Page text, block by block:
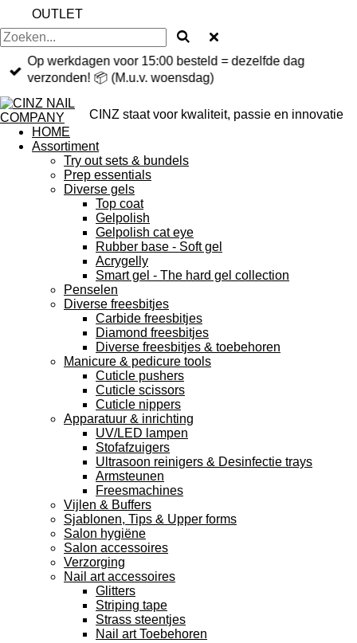
OUTLET
Op werkdagen voor 15:00 besteld = dezelfde dag
verzonden! 📦 (M.u.v. woensdag)
CINZ staat voor kwaliteit, passie en innovatie
HOME
Assortiment
Try out sets & bundels
Prep essentials
Diverse gels
Top coat
Gelpolish
Gelpolish cat eye
Rubber base - Soft gel
Acrygelly
Smart gel - The hard gel collection
Penselen
Diverse freesbitjes
Carbide freesbitjes
Diamond freesbitjes
Diverse freesbitjes & toebehoren
Manicure & pedicure tools
Cuticle pushers
Cuticle scissors
Cuticle nippers
Apparatuur & inrichting
UV/LED lampen
Stofafzuigers
Ultrasoon reinigers & Desinfectie trays
Armsteunen
Freesmachines
Vijlen & Buffers
Sjablonen, Tips & Upper forms
Salon hygiëne
Salon accessoires
Verzorging
Nail art accessoires
Glitters
Striping tape
Strass steentjes
Nail art Toebehoren